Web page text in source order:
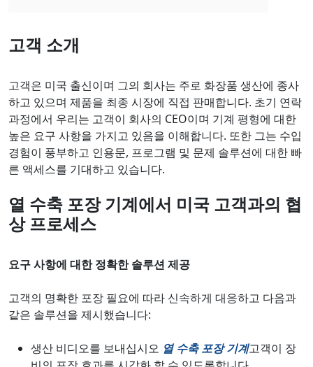
고객 소개
고객은 미국 출신이며 그의 회사는 주로 화장품 생산에 종사
하고 있으며 제품을 최종 시장에 직접 판매합니다. 초기 연락
과정에서 우리는 고객이 회사의 CEO이며 기계 평형에 대한
높은 요구 사항을 가지고 있음을 이해합니다. 또한 그는 수입
경험이 풍부하고 인용문, 프로그램 및 문제 솔루션에 대한 빠
른 액세스를 기대하고 있습니다.
열 수축 포장 기계에서 미국 고객과의 협
상 프로세스
요구 사항에 대한 정확한 솔루션 제공
고객의 명확한 포장 필요에 따라 신속하게 대응하고 다음과
같은 솔루션을 제시했습니다:
생산 비디오를 보내십시오 열 수축 포장 기계고객이 장